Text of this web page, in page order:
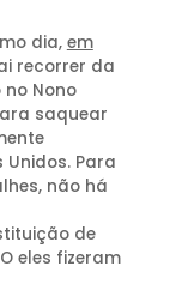
dia, em
recorrer da
Nono
saquear
Para
não há
de
eles fizeram